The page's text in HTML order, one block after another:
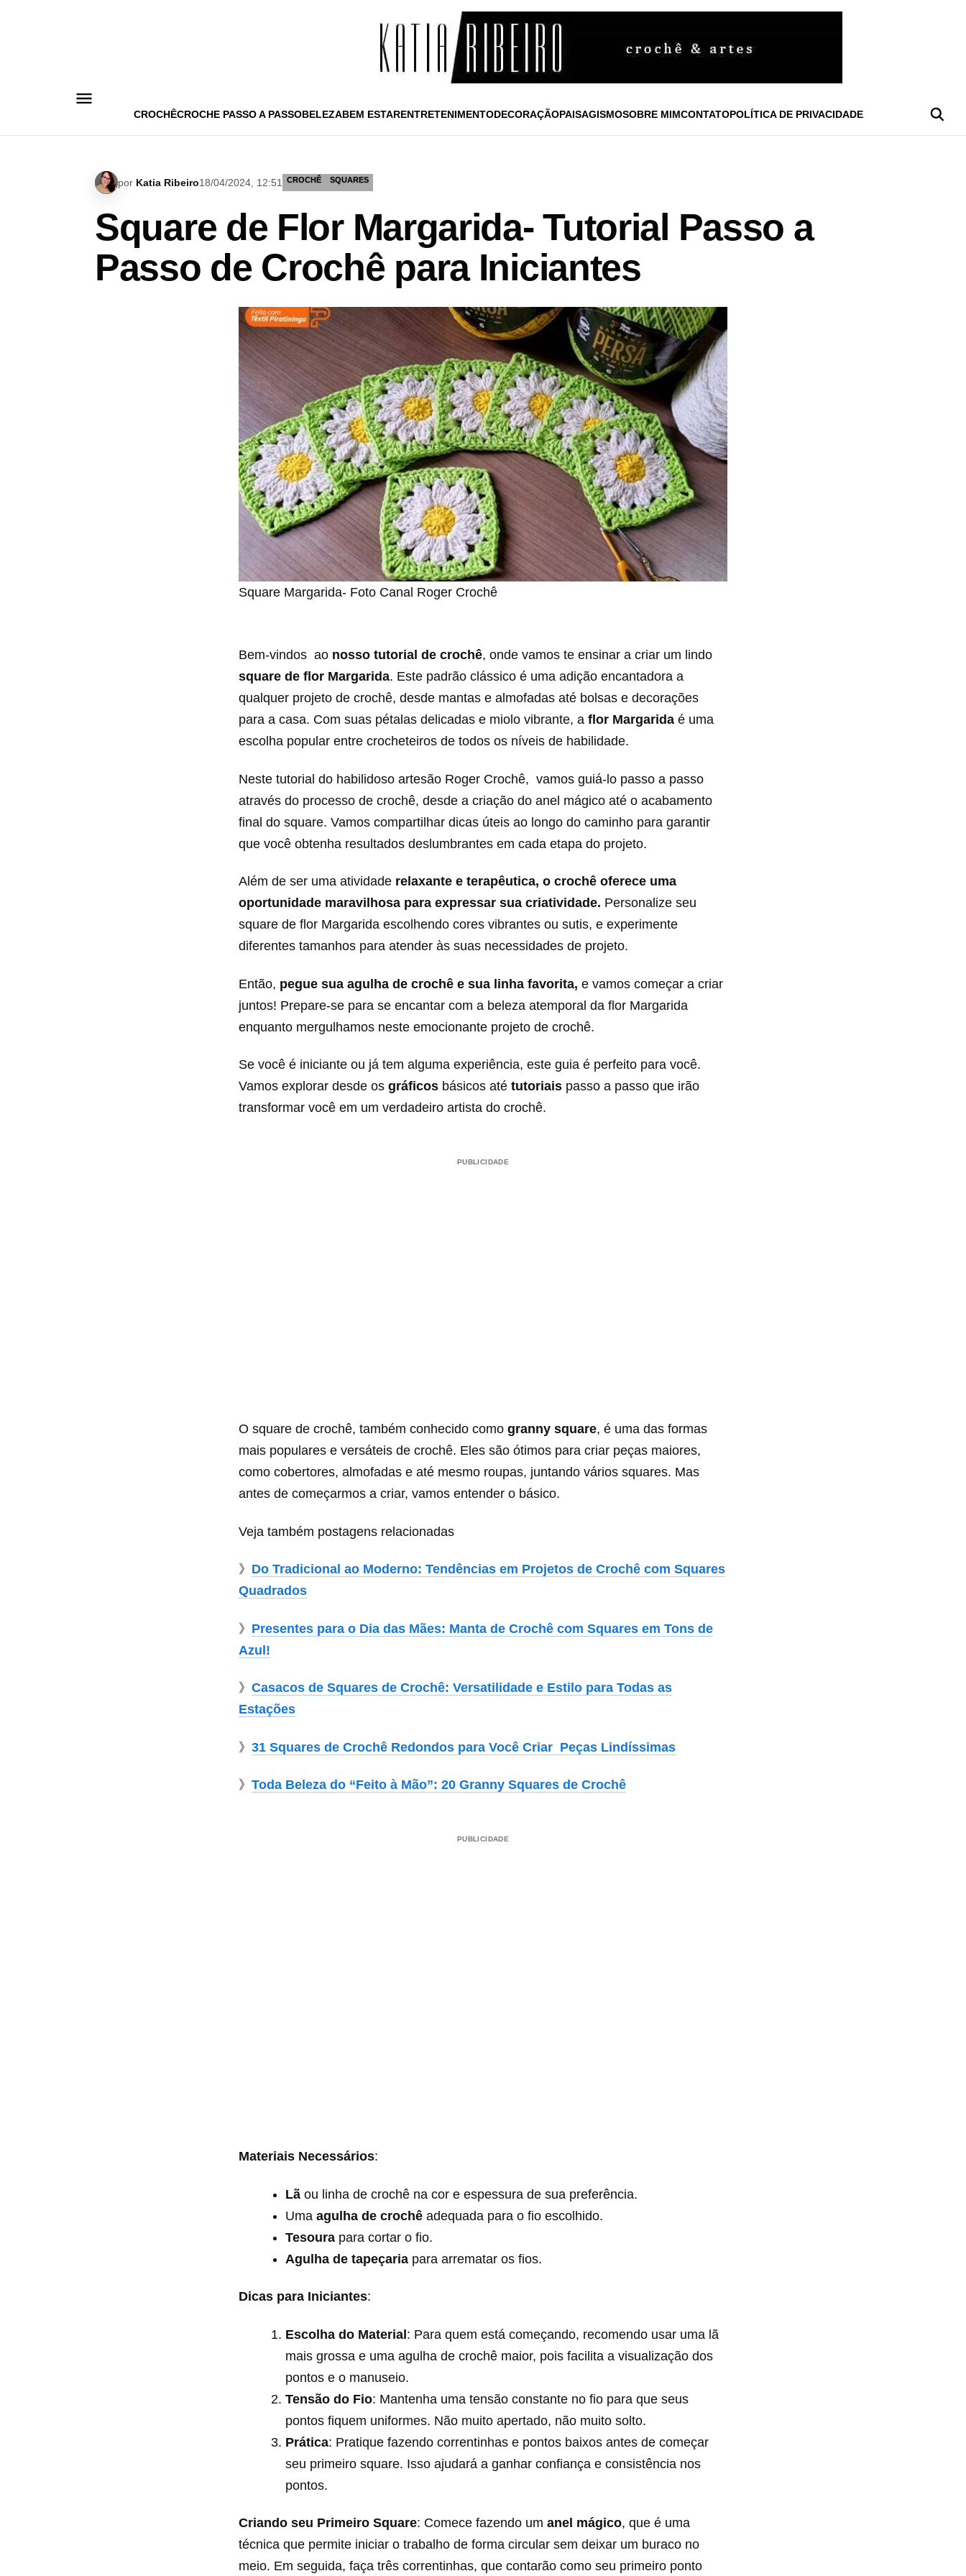
CROCHÊCROCHE PASSO A PASSOBELEZABEM ESTARENTRETENIMENTODECORAÇÃOPAISAGISMOSOBRE MIMCONTATOPOLÍTICA DE PRIVACIDADE
por Katia Ribeiro18/04/2024, 12:51 CROCHÊ SQUARES
Square de Flor Margarida- Tutorial Passo a
Passo de Crochê para Iniciantes
Square Margarida- Foto Canal Roger Crochê
Bem-vindos ao nosso tutorial de crochê, onde vamos te ensinar a criar um lindo
square de flor Margarida. Este padrão clássico é uma adição encantadora a
qualquer projeto de crochê, desde mantas e almofadas até bolsas e decorações
para a casa. Com suas pétalas delicadas e miolo vibrante, a flor Margarida é uma
escolha popular entre crocheteiros de todos os níveis de habilidade.
Neste tutorial do habilidoso artesão Roger Crochê, vamos guiá-lo passo a passo
através do processo de crochê, desde a criação do anel mágico até o acabamento
final do square. Vamos compartilhar dicas úteis ao longo do caminho para garantir
que você obtenha resultados deslumbrantes em cada etapa do projeto.
Além de ser uma atividade relaxante e terapêutica, o crochê oferece uma
oportunidade maravilhosa para expressar sua criatividade. Personalize seu
square de flor Margarida escolhendo cores vibrantes ou sutis, e experimente
diferentes tamanhos para atender às suas necessidades de projeto.
Então, pegue sua agulha de crochê e sua linha favorita, e vamos começar a criar
juntos! Prepare-se para se encantar com a beleza atemporal da flor Margarida
enquanto mergulhamos neste emocionante projeto de crochê.
Se você é iniciante ou já tem alguma experiência, este guia é perfeito para você.
Vamos explorar desde os gráficos básicos até tutoriais passo a passo que irão
transformar você em um verdadeiro artista do crochê.
PUBLICIDADE
O square de crochê, também conhecido como granny square, é uma das formas
mais populares e versáteis de crochê. Eles são ótimos para criar peças maiores,
como cobertores, almofadas e até mesmo roupas, juntando vários squares. Mas
antes de começarmos a criar, vamos entender o básico.
Veja também postagens relacionadas
》 Do Tradicional ao Moderno: Tendências em Projetos de Crochê com Squares
Quadrados
》 Presentes para o Dia das Mães: Manta de Crochê com Squares em Tons de
Azul!
》 Casacos de Squares de Crochê: Versatilidade e Estilo para Todas as
Estações
》 31 Squares de Crochê Redondos para Você Criar Peças Lindíssimas
》 Toda Beleza do “Feito à Mão”: 20 Granny Squares de Crochê
PUBLICIDADE
Materiais Necessários:
Lã ou linha de crochê na cor e espessura de sua preferência.
Umaagulha de crochê adequada para o fio escolhido.
Tesoura para cortar o fio.
Agulha de tapeçaria para arrematar os fios.
Dicas para Iniciantes:
Escolha do Material: Para quem está começando, recomendo usar uma lã
mais grossa e uma agulha de crochê maior, pois facilita a visualização dos
pontos e o manuseio.
Tensão do Fio: Mantenha uma tensão constante no fio para que seus
pontos fiquem uniformes. Não muito apertado, não muito solto.
Prática: Pratique fazendo correntinhas e pontos baixos antes de começar
seu primeiro square. Isso ajudará a ganhar confiança e consistência nos
pontos.
Criando seu Primeiro Square: Comece fazendo um anel mágico, que é uma
técnica que permite iniciar o trabalho de forma circular sem deixar um buraco no
meio. Em seguida, faça três correntinhas, que contarão como seu primeiro ponto